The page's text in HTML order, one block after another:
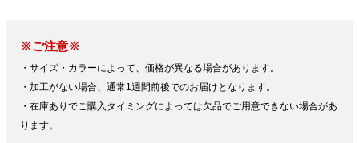
※ご注意※
・サイズ・カラーによって、価格が異なる場合があります。
・加工がない場合、通常1週間前後でのお届けとなります。
・在庫ありでご購入タイミングによっては欠品でご用意できない場合があ
ります。